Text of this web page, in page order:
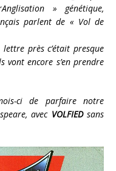
» génétique,
parlent de « Vol de
près c’était presque
vont encore s’en prendre
ci de parfaire notre
avec VOLFIEDsans